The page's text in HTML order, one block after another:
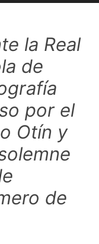
la Real
de
por el
Otín y
de